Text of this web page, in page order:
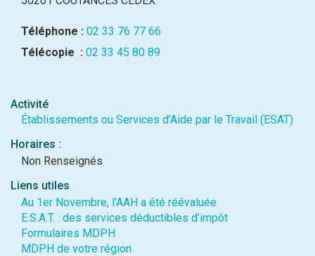
Téléphone : 02 33 76 77 66
Télécopie : 02 33 45 80 89
Activité
Établissements ou Services d'Aide par le Travail (ESAT)
Horaires :
Non Renseignés
Liens utiles
Au 1er Novembre, l'AAH a été réévaluée
E.S.A.T. : des services déductibles d’impôt
Formulaires MDPH
MDPH de votre région